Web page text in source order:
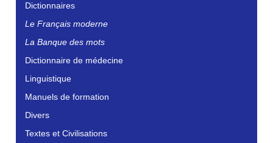
Dictionnaires
Le Français moderne
La Banque des mots
Dictionnaire de médecine
Linguistique
Manuels de formation
Divers
Textes et Civilisations